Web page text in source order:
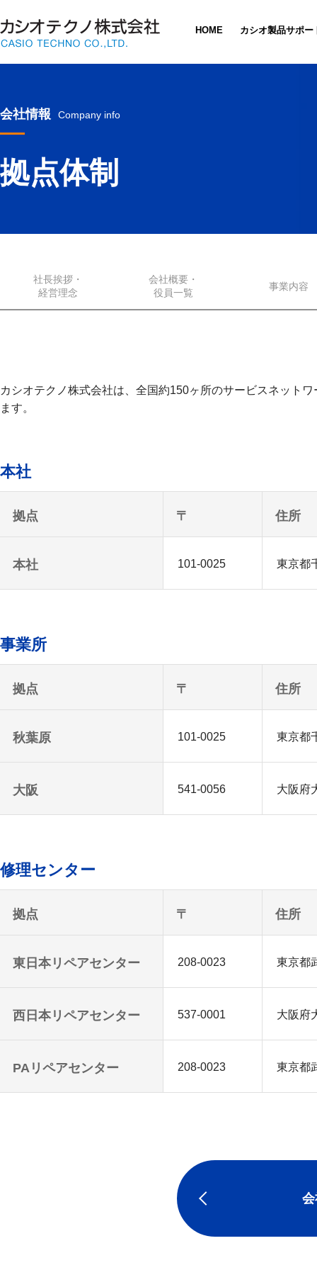
HOME カシオ製品サポー
会社情報 Company info
拠点体制
社長挨拶・
経営理念
会社概要・
役員一覧
事業内容
カシオテクノ株式会社は、全国約150ヶ所のサービスネット
ます。
本社
拠点 〒 住所
本社 101-0025 東京都
事業所
拠点 〒 住所
秋葉原 101-0025 東京都
大阪 541-0056 大阪府
修理センター
拠点 〒 住所
東日本リペアセンター 208-0023 東京都
西日本リペアセンター 537-0001 大阪府
PAリペアセンター 208-0023 東京都